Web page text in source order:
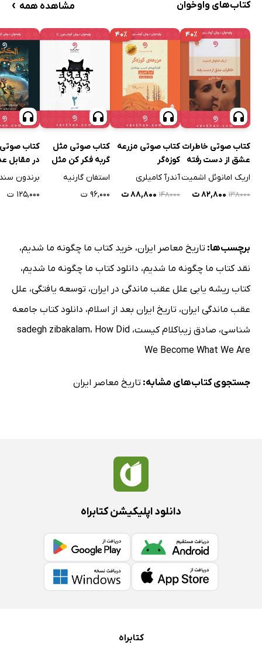
کتاب‌های واوخوان مشاهده همه ›
۴۰٪
کتاب صوتی خاطرات
عشق از دست رفته
اریک امانوئل اشمیت
۱۳۸۰۰۰ ۸۲,۸۰۰ ت
۴۰٪
کتاب صوتی مزرعه
کوزه‌گر
آندرآ کامیلری
۱۴۸۰۰۰ ۸۸,۸۰۰ ت
کتاب صوتی مثل
گربه فکر کن مثل
گربه رفتار کن - جلد
استفان گارنیه
۹۶,۰۰۰ ت
کتاب صوتی
در مقابل
شکسته
برندون
۱۲۵,۰۰۰ ت
برچسب‌ها: تاریخ معاصر ایران، خرید کتاب ما چگونه ما شدیم،
نقد کتاب ما چگونه ما شدیم، دانلود کتاب ما چگونه ما شدیم،
کتاب ریشه یابی علل عقب ماندگی در ایران، توسعه یافتگی، علل
عقب ماندگی ایران، تاریخ ایران بعد از اسلام، دانلود کتاب جامعه
شناسی، صادق زیباکلام کیست، sadegh zibakalam، How Did
We Become What We Are
جستجوی کتاب‌های مشابه: تاریخ معاصر ایران
دانلود اپلیکیشن کتابراه
کتابراه